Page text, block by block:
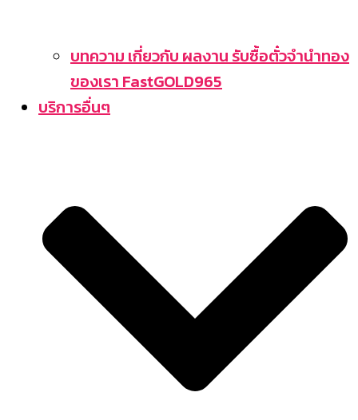
บทความ เกี่ยวกับ ผลงาน รับซื้อตั๋วจำนำทอง
ของเรา FastGOLD965
บริการอื่นๆ